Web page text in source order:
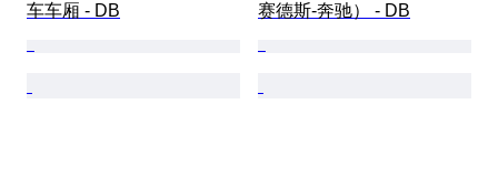
车车厢 - DB
赛德斯-奔驰） - DB